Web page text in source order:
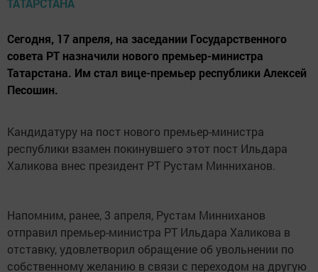
Сегодня, 17 апреля, на заседании Государственного
совета РТ назначили нового премьер-министра
Татарстана. Им стал вице-премьер республики Алексей
Песошин.
Кандидатуру на пост нового премьер-министра
республики взамен покинувшего этот пост Ильдара
Халикова внес президент РТ Рустам Минниханов.
Напомним, ранее, 3 апреля, Рустам Минниханов
отправил премьер-министра РТ Ильдара Халикова в
отставку, удовлетворил обращение об увольнении по
собственному желанию в связи с переходом на другую